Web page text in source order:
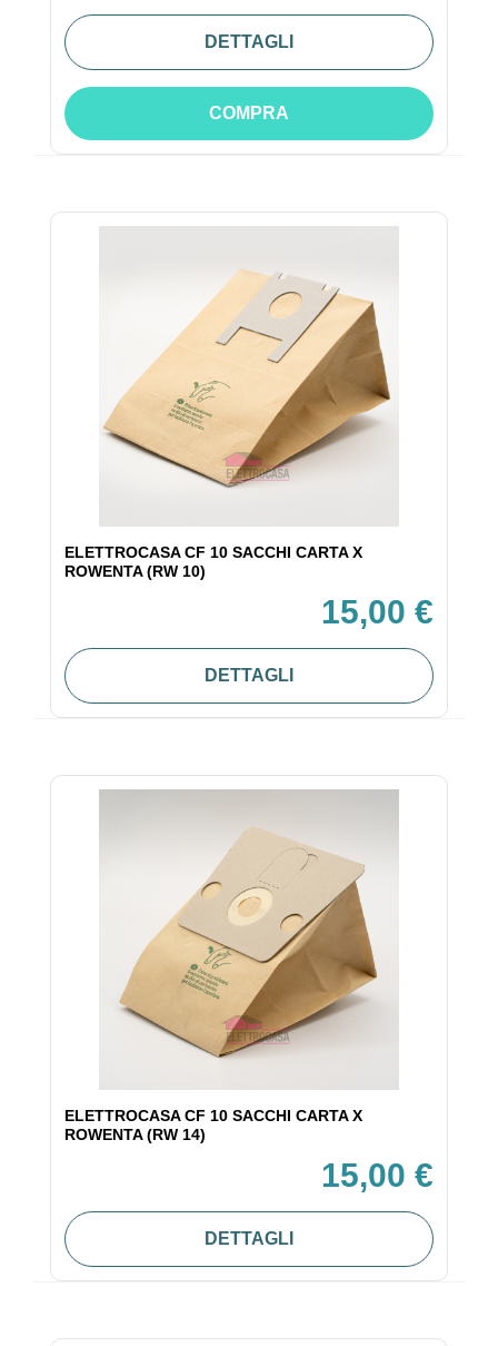
DETTAGLI
COMPRA
ELETTROCASA CF 10 SACCHI CARTA X
ROWENTA (RW 10)
15,00 €
DETTAGLI
ELETTROCASA CF 10 SACCHI CARTA X
ROWENTA (RW 14)
15,00 €
DETTAGLI